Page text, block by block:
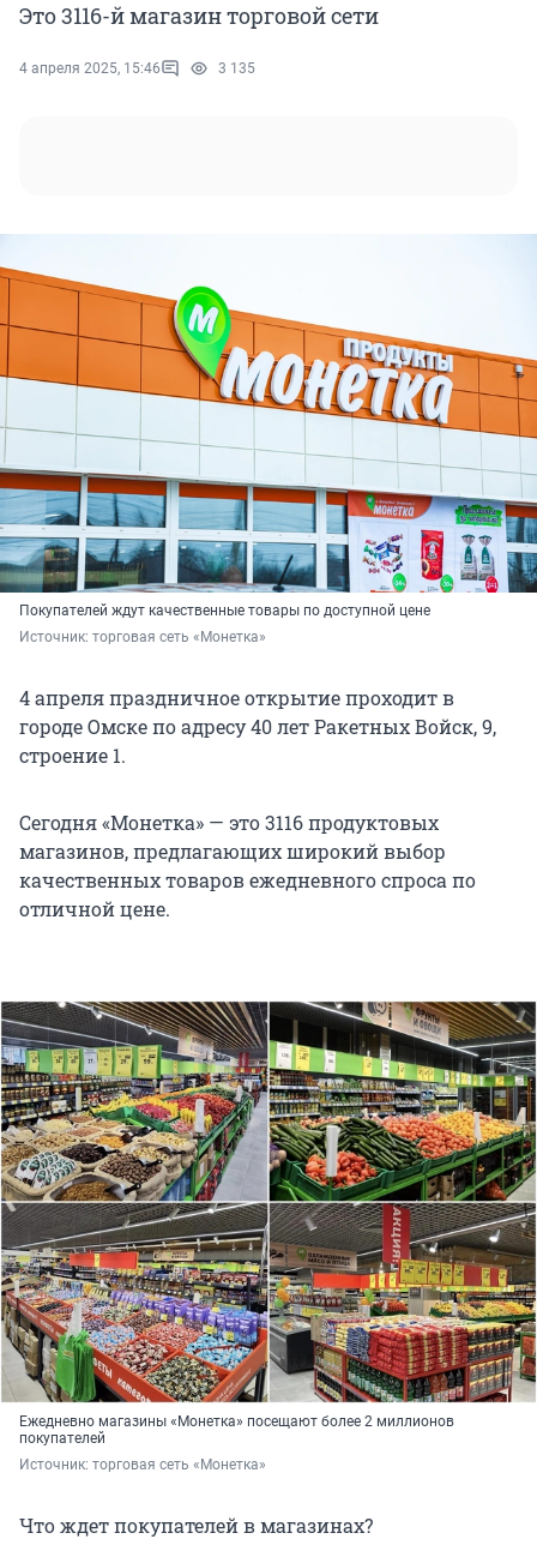
Это 3116-й магазин торговой сети
4 апреля 2025, 15:46 3 135
Покупателей ждут качественные товары по доступной цене
Источник: торговая сеть «Монетка»
4 апреля праздничное открытие проходит в
городе Омске по адресу 40 лет Ракетных Войск, 9,
строение 1.
Сегодня «Монетка» — это 3116 продуктовых
магазинов, предлагающих широкий выбор
качественных товаров ежедневного спроса по
отличной цене.
Ежедневно магазины «Монетка» посещают более 2 миллионов
покупателей
Источник: торговая сеть «Монетка»
Что ждет покупателей в магазинах?